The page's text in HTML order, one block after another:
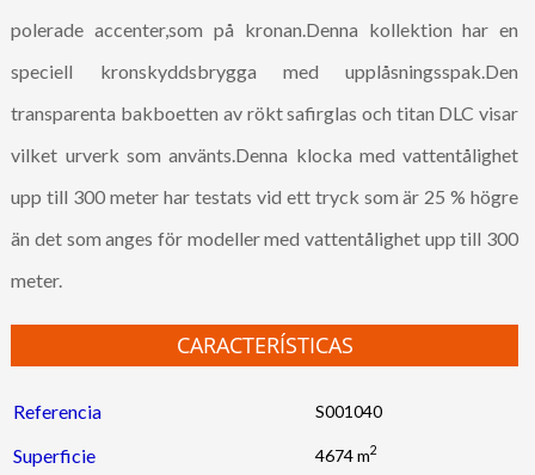
polerade accenter,som på kronan.Denna kollektion har en
speciell kronskyddsbrygga med upplåsningsspak.Den
transparenta bakboetten av rökt safirglas och titan DLC visar
vilket urverk som använts.Denna klocka med vattentålighet
upp till 300 meter har testats vid ett tryck som är 25 % högre
än det som anges för modeller med vattentålighet upp till 300
meter.
CARACTERÍSTICAS
Referencia S001040
Superficie 4674 m2